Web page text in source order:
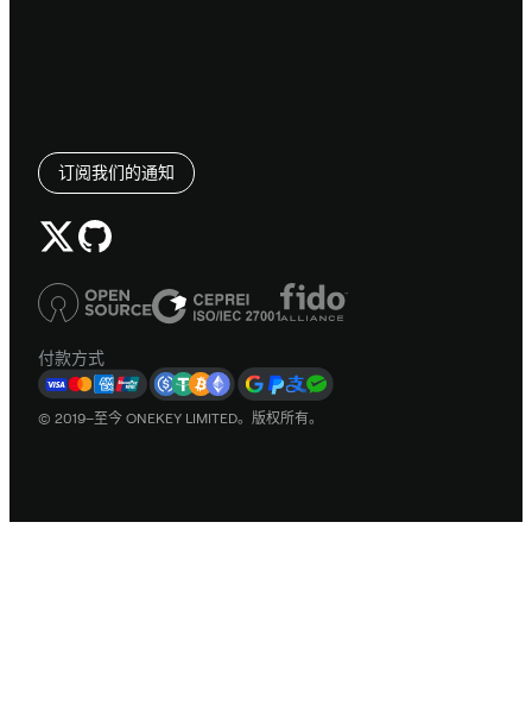
订阅我们的通知
付款方式
© 2019–至今 ONEKEY LIMITED。版权所有。